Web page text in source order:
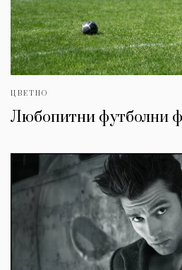
ЦВЕТНО
Любопитни футболни